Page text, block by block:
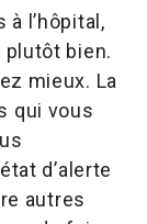
l’hôpital,
bien.
mieux. La
qui vous
d’alerte
autres